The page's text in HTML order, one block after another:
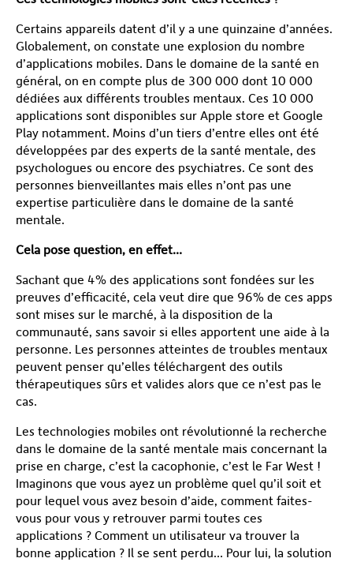
Certains appareils datent d’il y a une quinzaine d’années.
Globalement, on constate une explosion du nombre
d’applications mobiles. Dans le domaine de la santé en
général, on en compte plus de 300 000 dont 10 000
dédiées aux différents troubles mentaux. Ces 10 000
applications sont disponibles sur Apple store et Google
Play notamment. Moins d’un tiers d’entre elles ont été
développées par des experts de la santé mentale, des
psychologues ou encore des psychiatres. Ce sont des
personnes bienveillantes mais elles n’ont pas une
expertise particulière dans le domaine de la santé
mentale.
Cela pose question, en effet…
Sachant que 4% des applications sont fondées sur les
preuves d’efficacité, cela veut dire que 96% de ces apps
sont mises sur le marché, à la disposition de la
communauté, sans savoir si elles apportent une aide à la
personne. Les personnes atteintes de troubles mentaux
peuvent penser qu’elles téléchargent des outils
thérapeutiques sûrs et valides alors que ce n’est pas le
cas.
Les technologies mobiles ont révolutionné la recherche
dans le domaine de la santé mentale mais concernant la
prise en charge, c’est la cacophonie, c’est le Far West !
Imaginons que vous ayez un problème quel qu’il soit et
pour lequel vous avez besoin d’aide, comment faites-
vous pour vous y retrouver parmi toutes ces
applications ? Comment un utilisateur va trouver la
bonne application ? Il se sent perdu… Pour lui, la solution